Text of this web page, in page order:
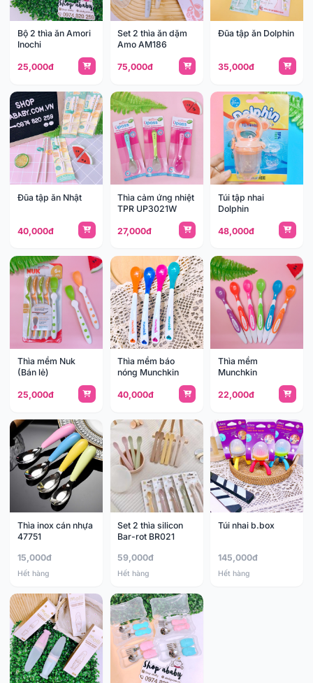
Bộ 2 thìa ăn Amori
Inochi
25,000đ
Set 2 thìa ăn dặm
Amo AM186
75,000đ
Đũa tập ăn Dolphin
35,000đ
Đũa tập ăn Nhật
40,000đ
Thìa cảm ứng nhiệt
TPR UP3021W
27,000đ
Túi tập nhai
Dolphin
48,000đ
Thìa mềm Nuk
(Bán lẻ)
25,000đ
Thìa mềm báo
nóng Munchkin
40,000đ
Thìa mềm
Munchkin
22,000đ
Thìa inox cán nhựa
47751
15,000đ
Hết hàng
Set 2 thìa silicon
Bar-rot BR021
59,000đ
Hết hàng
Túi nhai b.box
145,000đ
Hết hàng